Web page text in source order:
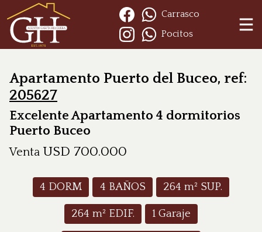
Carrasco
Pocitos
Apartamento Puerto del Buceo, ref:
205627
Excelente Apartamento 4 dormitorios
Puerto Buceo
Venta USD 700.000
4 DORM 4 BAÑOS 264 m² SUP.
264 m² EDIF. 1 Garaje